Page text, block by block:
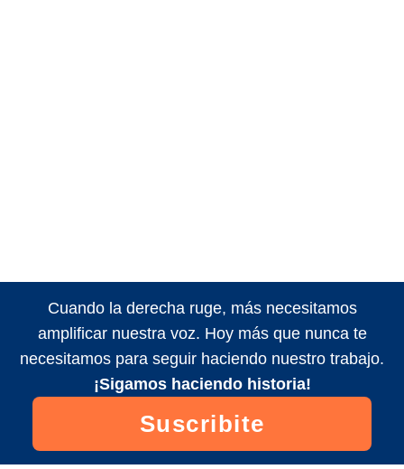
Cuando la derecha ruge, más necesitamos
amplificar nuestra voz. Hoy más que nunca te
necesitamos para seguir haciendo nuestro trabajo.
¡Sigamos haciendo historia!
Suscribite